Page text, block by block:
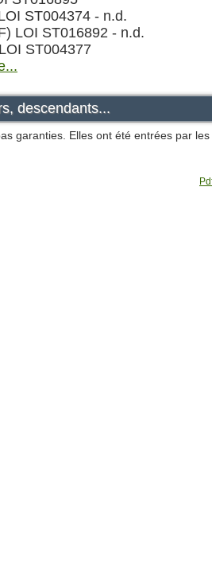
ST004374 - n.d.
LOI ST016892 - n.d.
ST004377
descendants...
garanties. Elles ont été entrées par